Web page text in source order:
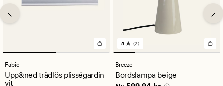
Fabio
Upp&ned trådlös plisségardin
vit
2
omdömen
med
ett
genomsnittligt
5 (2)
Breeze
Bordslampa beige